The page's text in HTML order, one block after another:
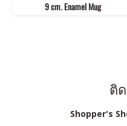
9 cm. Enamel Mug
ติ
Shopper's